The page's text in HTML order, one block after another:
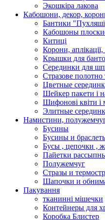
Экошкiра лакова
Кабошони, декор,
Бантики
Кабошоны
Китиці
Корони, аплікації,
Крышки для
Серединки для
Стразове полотно
Цветные
Шейкер пакети і
Шифонові квіти і
Элитные
Намистини, полужемчуг
Бусины
Бусины и
Бусы , цепочки ,
Пайетки
Полужемчуг
Стразы и
Шапочки и
Пакування
тканинні мішечки
Контейнеры для
Коробка Блистер